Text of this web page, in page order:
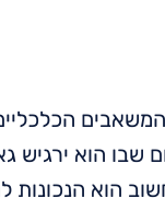
הוא ירגיש
הוא